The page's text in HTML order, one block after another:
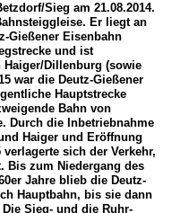
Sieg am 21.08.2014.
Er liegt an
Gießener Eisenbahn
und ist
Dillenburg (sowie
war die Deutz-Gießener
Hauptstrecke
Bahn von
Durch die Inbetriebnahme
Haiger und Eröffnung
sich der Verkehr,
Bis zum Niedergang des
Jahre blieb die Deutz-
Hauptbahn, bis sie dann
Sieg- und die Ruhr-